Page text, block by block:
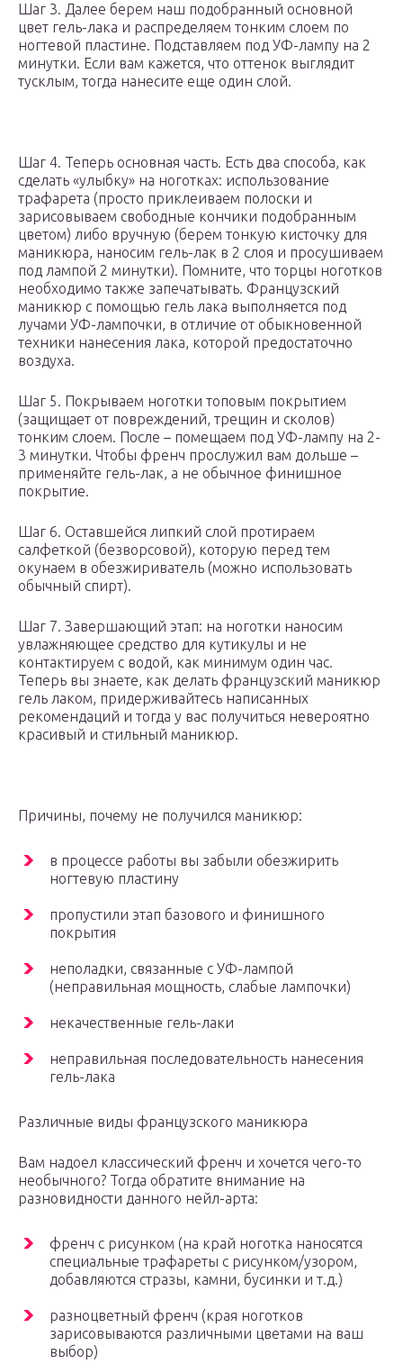
Шаг 3. Далее берем наш подобранный основной
цвет гель-лака и распределяем тонким слоем по
ногтевой пластине. Подставляем под УФ-лампу на 2
минутки. Если вам кажется, что оттенок выглядит
тусклым, тогда нанесите еще один слой.
Шаг 4. Теперь основная часть. Есть два способа, как
сделать «улыбку» на ноготках: использование
трафарета (просто приклеиваем полоски и
зарисовываем свободные кончики подобранным
цветом) либо вручную (берем тонкую кисточку для
маникюра, наносим гель-лак в 2 слоя и просушиваем
под лампой 2 минутки). Помните, что торцы ноготков
необходимо также запечатывать. Французский
маникюр с помощью гель лака выполняется под
лучами УФ-лампочки, в отличие от обыкновенной
техники нанесения лака, которой предостаточно
воздуха.
Шаг 5. Покрываем ноготки топовым покрытием
(защищает от повреждений, трещин и сколов)
тонким слоем. После – помещаем под УФ-лампу на 2-
3 минутки. Чтобы френч прослужил вам дольше –
применяйте гель-лак, а не обычное финишное
покрытие.
Шаг 6. Оставшейся липкий слой протираем
салфеткой (безворсовой), которую перед тем
окунаем в обезжириватель (можно использовать
обычный спирт).
Шаг 7. Завершающий этап: на ноготки наносим
увлажняющее средство для кутикулы и не
контактируем с водой, как минимум один час.
Теперь вы знаете, как делать французский маникюр
гель лаком, придерживайтесь написанных
рекомендаций и тогда у вас получиться невероятно
красивый и стильный маникюр.
Причины, почему не получился маникюр:
в процессе работы вы забыли обезжирить
ногтевую пластину
пропустили этап базового и финишного
покрытия
неполадки, связанные с УФ-лампой
(неправильная мощность, слабые лампочки)
некачественные гель-лаки
неправильная последовательность нанесения
гель-лака
Различные виды французского маникюра
Вам надоел классический френч и хочется чего-то
необычного? Тогда обратите внимание на
разновидности данного нейл-арта:
френч с рисунком (на край ноготка наносятся
специальные трафареты с рисунком/узором,
добавляются стразы, камни, бусинки и т.д.)
разноцветный френч (края ноготков
зарисовываются различными цветами на ваш
выбор)